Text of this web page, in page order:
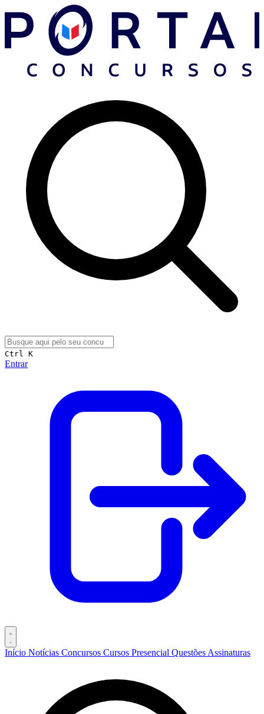
Ctrl K
Entrar
Início Notícias Concursos Cursos Presencial Questões Assinaturas